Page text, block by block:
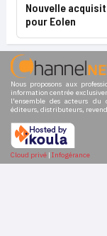
Nouvelle
pour Eolen
Nous proposons aux
information centrée
l'ensemble des acteurs du
éditeurs, distributeurs,
Cloud privé | Infogérance